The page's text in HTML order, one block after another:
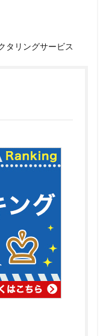
タリングサービス